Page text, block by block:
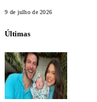
9 de julho de 2026
Últimas